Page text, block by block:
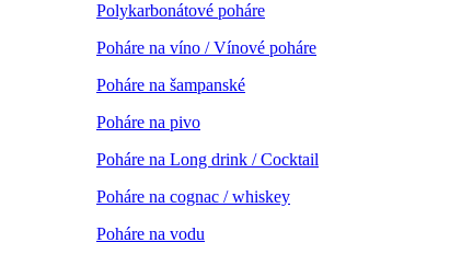
Polykarbonátové poháre
Poháre na víno / Vínové poháre
Poháre na šampanské
Poháre na pivo
Poháre na Long drink / Cocktail
Poháre na cognac / whiskey
Poháre na vodu